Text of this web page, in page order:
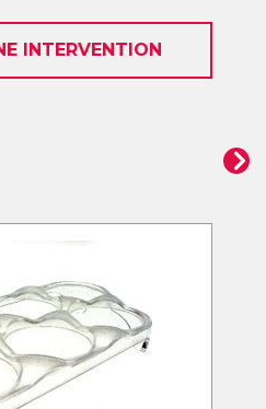
INTERVENTION